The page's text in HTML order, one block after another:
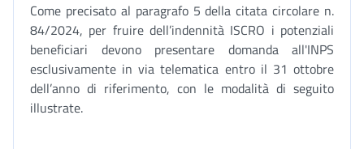
Come precisato al paragrafo 5 della citata circolare n.
84/2024, per fruire dell’indennità ISCRO i potenziali
beneficiari devono presentare domanda all'INPS
esclusivamente in via telematica entro il 31 ottobre
dell’anno di riferimento, con le modalità di seguito
illustrate.